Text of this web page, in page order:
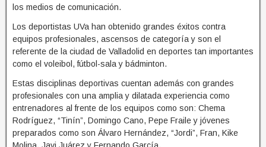
los medios de comunicación.
Los deportistas UVa han obtenido grandes éxitos contra
equipos profesionales, ascensos de categoría y son el
referente de la ciudad de Valladolid en deportes tan importantes
como el voleibol, fútbol-sala y bádminton.
Estas disciplinas deportivas cuentan además con grandes
profesionales con una amplia y dilatada experiencia como
entrenadores al frente de los equipos como son: Chema
Rodríguez, “Tinín”, Domingo Cano, Pepe Fraile y jóvenes
preparados como son Álvaro Hernández, “Jordi”, Fran, Kike